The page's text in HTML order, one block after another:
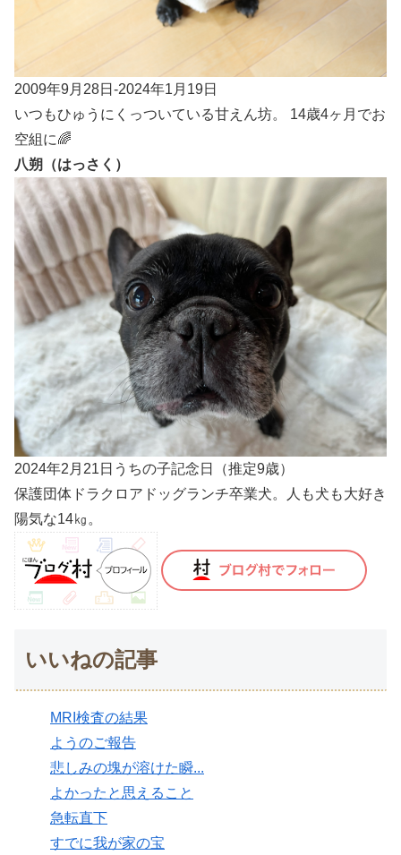
2009年9月28日-2024年1月19日
いつもひゅうにくっついている甘えん坊。 14歳4ヶ月でお
空組に🌈
八朔（はっさく）
2024年2月21日うちの子記念日（推定9歳）
保護団体ドラクロアドッグランチ卒業犬。人も犬も大好き
陽気な14㎏。
いいねの記事
MRI検査の結果
ようのご報告
悲しみの塊が溶けた瞬...
よかったと思えること
急転直下
すでに我が家の宝